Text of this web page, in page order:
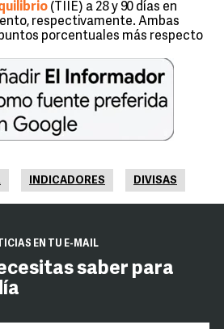
(TIIE) a 28 y 90 días en
respectivamente. Ambas
porcentuales más respecto
INDICADORES DIVISAS
EN TU E-MAIL
saber para